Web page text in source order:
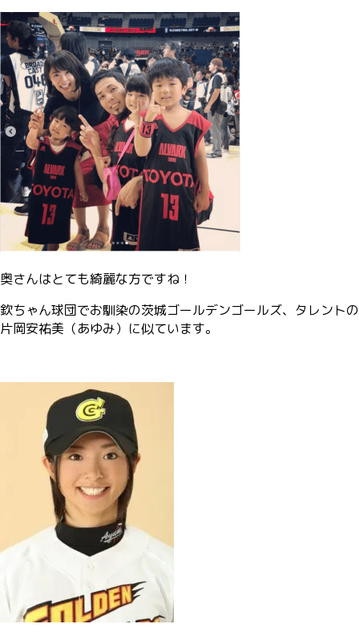
奥さんはとても綺麗な方ですね！
欽ちゃん球団でお馴染の茨城ゴールデンゴールズ、タレントの
片岡安祐美（あゆみ）に似ています。